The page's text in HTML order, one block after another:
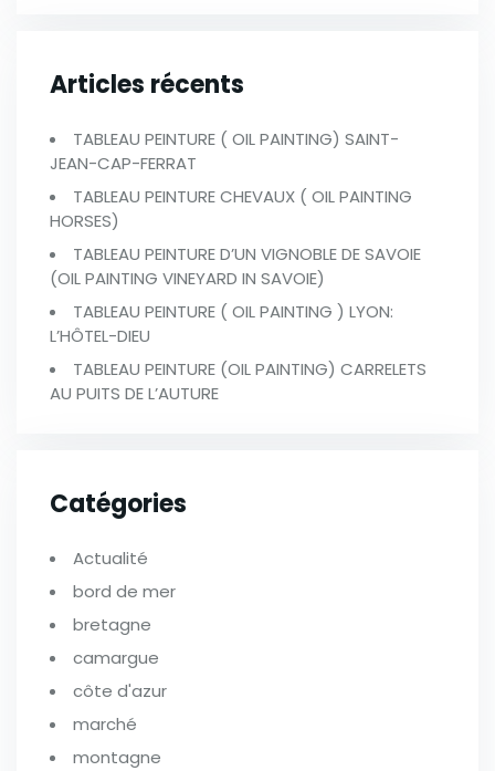
Articles récents
TABLEAU PEINTURE ( OIL PAINTING) SAINT-
JEAN-CAP-FERRAT
TABLEAU PEINTURE CHEVAUX ( OIL PAINTING
HORSES)
TABLEAU PEINTURE D’UN VIGNOBLE DE SAVOIE
(OIL PAINTING VINEYARD IN SAVOIE)
TABLEAU PEINTURE ( OIL PAINTING ) LYON:
L’HÔTEL-DIEU
TABLEAU PEINTURE (OIL PAINTING) CARRELETS
AU PUITS DE L’AUTURE
Catégories
Actualité
bord de mer
bretagne
camargue
côte d'azur
marché
montagne